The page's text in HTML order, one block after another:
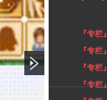
『专栏』
『专栏』
『专栏』
『专栏』